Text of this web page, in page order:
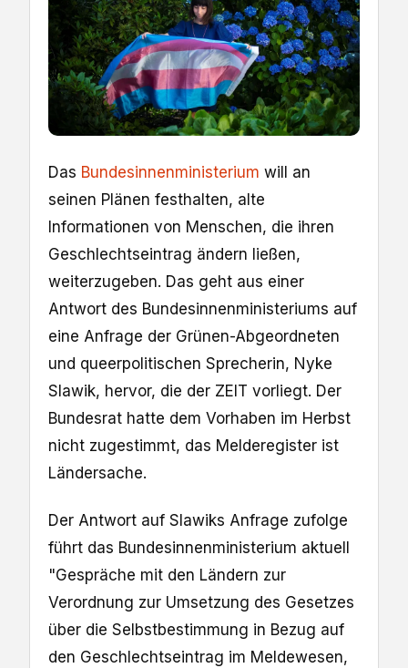
Das Bundesinnenministerium will an
seinen Plänen festhalten, alte
Informationen von Menschen, die ihren
Geschlechtseintrag ändern ließen,
weiterzugeben. Das geht aus einer
Antwort des Bundesinnenministeriums auf
eine Anfrage der Grünen-Abgeordneten
und queerpolitischen Sprecherin, Nyke
Slawik, hervor, die der ZEIT vorliegt. Der
Bundesrat hatte dem Vorhaben im Herbst
nicht zugestimmt, das Melderegister ist
Ländersache.
Der Antwort auf Slawiks Anfrage zufolge
führt das Bundesinnenministerium aktuell
"Gespräche mit den Ländern zur
Verordnung zur Umsetzung des Gesetzes
über die Selbstbestimmung in Bezug auf
den Geschlechtseintrag im Meldewesen,